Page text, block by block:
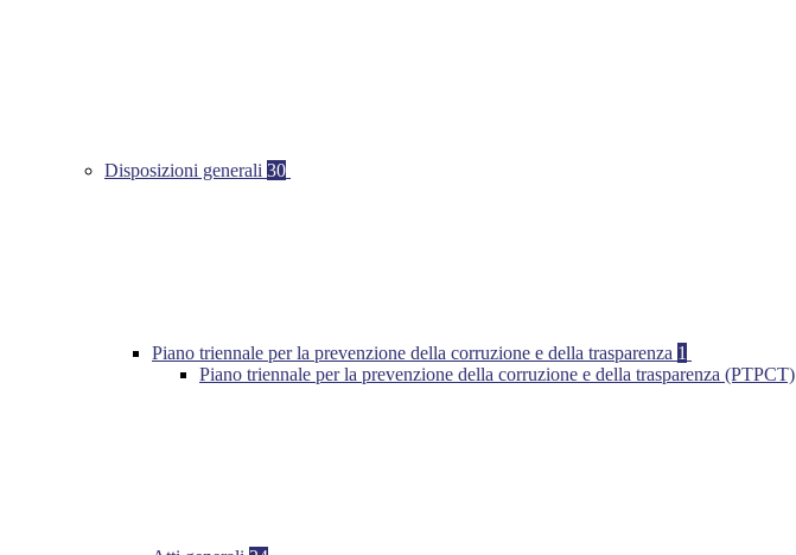
Disposizioni generali 30
Piano triennale per la prevenzione della corruzione e della trasparenza 1
Piano triennale per la prevenzione della corruzione e della trasparenza (PTPCT)